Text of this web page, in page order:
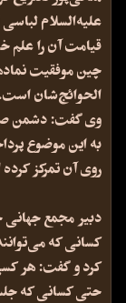
علیه‌السلام
قیامت آن را علم
چین موفقیت
الحوائج‌شان است.
وی گفت: دشمن
به این موضوع
روی آن تمرکز
دبیر مجمع جهانی
کسانی که
کرد و گفت: هر
حتی کسانی که